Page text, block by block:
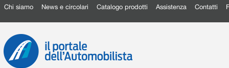
Chi siamo News e circolari Catalogo prodotti Assistenza Contatti